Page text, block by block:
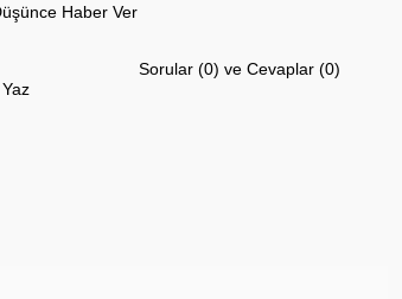
Haber Ver
Sorular (0) ve Cevaplar (0)